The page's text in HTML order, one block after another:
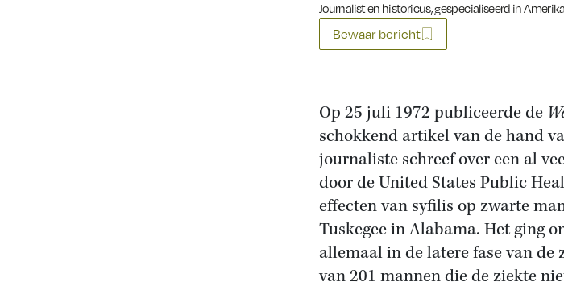
Journalist en historicus, gespecialiseerd in Amerika
Bewaar bericht
Op 25 juli 1972 publiceerde de
schokkend artikel van de hand
journaliste schreef over een al
door de United States Public
effecten van syfilis op zwarte
Tuskegee in Alabama. Het ging
allemaal in de latere fase van de
van 201 mannen die de ziekte